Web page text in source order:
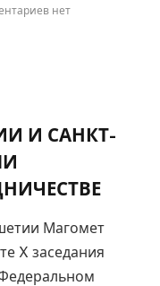
нет
И САНКТ-
Магомет
X заседания